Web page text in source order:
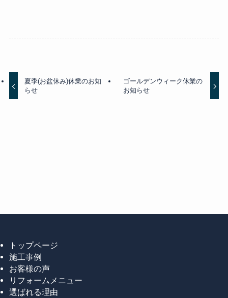
夏季(お盆休み)休業のお知
らせ
ゴールデンウィーク休業の
お知らせ
トップページ
施工事例
お客様の声
リフォームメニュー
選ばれる理由